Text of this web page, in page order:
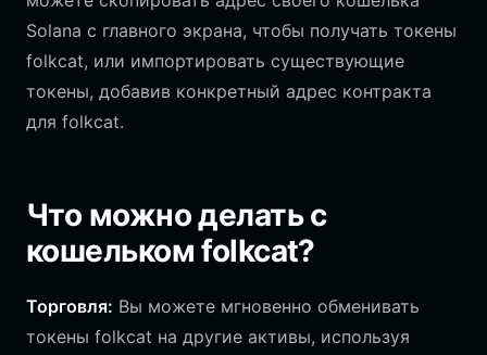
Solana с главного экрана, чтобы получать токены
folkcat, или импортировать существующие
токены, добавив конкретный адрес контракта
для folkcat.
Что можно делать с
кошельком folkcat?
Торговля: Вы можете мгновенно обменивать
токены folkcat на другие активы, используя